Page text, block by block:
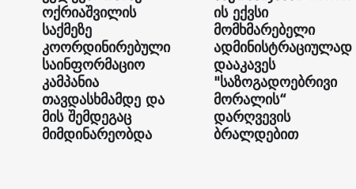
ოქრიაშვილის
საქმეზე
კოორდინირებული
საინფორმაციო
კამპანია
თავდასხმამდე და
მის შემდეგაც
მიმდინარეობდა
ის ექვსი
მომხმარებელი
ადმინისტრაციულად
დააკავეს
"საზოგადოებრივი
მორალის“
დარღვევის
ბრალდებით